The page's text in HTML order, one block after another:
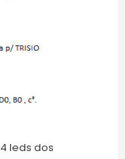
leds dos